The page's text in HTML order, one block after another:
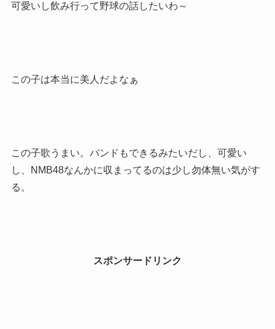
可愛いし飲み行って野球の話したいわ～
この子は本当に美人だよなぁ
この子歌うまい。バンドもできるみたいだし、可愛い
し、NMB48なんかに収まってるのは少し勿体無い気がす
る。
スポンサードリンク